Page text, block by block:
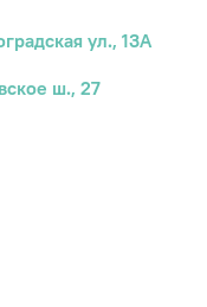
ул., 13А
ш., 27